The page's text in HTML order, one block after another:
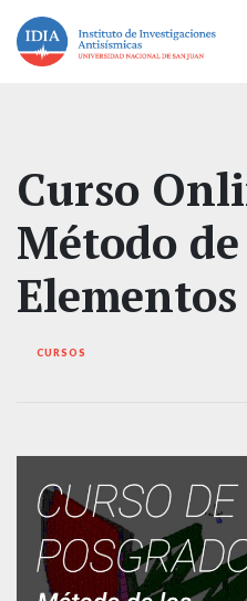
Curso
Método
CURSOS